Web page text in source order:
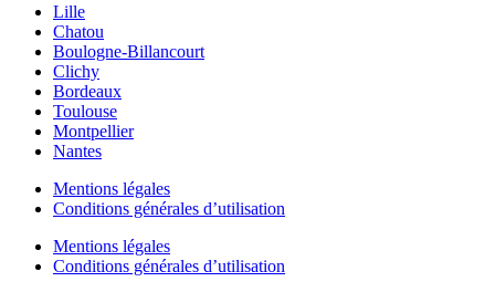
Lille
Chatou
Boulogne-Billancourt
Clichy
Bordeaux
Toulouse
Montpellier
Nantes
Mentions légales
Conditions générales d’utilisation
Mentions légales
Conditions générales d’utilisation